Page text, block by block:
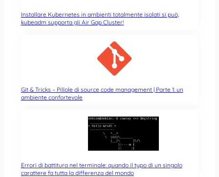
Installare Kubernetes in ambienti totalmente isolati si può,
kubeadm supporta gli Air Gap Cluster!
Git & Tricks – Pillole di source code management | Parte 1: un
ambiente confortevole
Errori di battitura nel terminale: quando il typo di un singolo
carattere fa tutta la differenza del mondo